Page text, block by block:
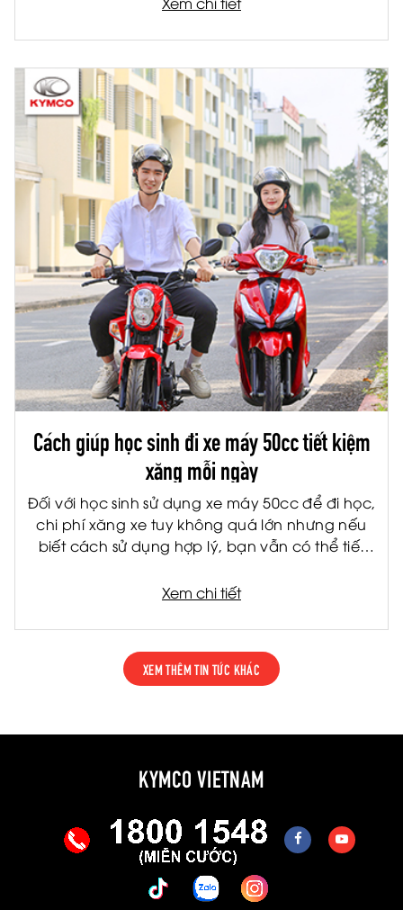
Cách giúp học sinh đi xe máy 50cc tiết kiệm
xăng mỗi ngày
Đối với học sinh sử dụng xe máy 50cc để đi học,
chi phí xăng xe tuy không quá lớn nhưng nếu
biết cách sử dụng hợp lý, bạn vẫn có thể tiết
chi phí cho gia đình, việc tiết kiệm nhiên liệu còn
hóc về lâu dài.
Xem chi tiết
XEM THÊM TIN TỨC KHÁC
KYMCO VIETNAM